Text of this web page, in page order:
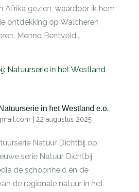
Afrika gezien, waardoor ik hem
ontdekking op Walcheren
Menno Bentveld...
in het Westland e.o.
22 augustus 2025
Natuur Dichtbij op
serie Natuur Dichtbij
de schoonheid én de
de regionale natuur in het